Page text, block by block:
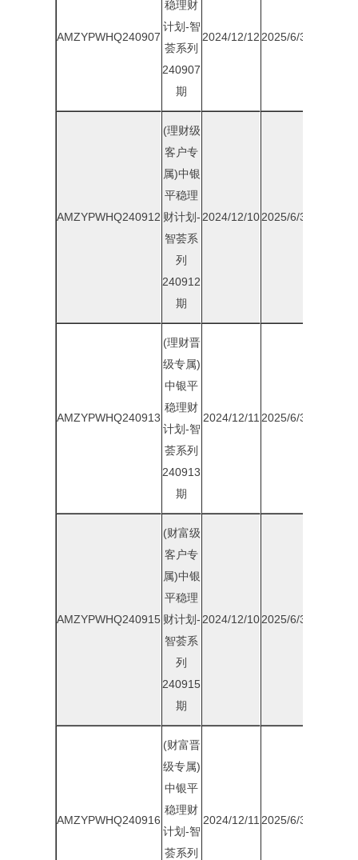
AMZYPWHQ240907
稳理财
计划-智
荟系列
240907
期
2024/12/12 2025/6/30
AMZYPWHQ240912
(理财级
客户专
属)中银
平稳理
财计划-
智荟系
列
240912
期
2024/12/102025/6/30
AMZYPWHQ240913
(理财晋
级专属)
中银平
稳理财
计划-智
荟系列
240913
期
2024/12/11 2025/6/30
AMZYPWHQ240915
(财富级
客户专
属)中银
平稳理
财计划-
智荟系
列
240915
期
2024/12/102025/6/30
AMZYPWHQ240916
(财富晋
级专属)
中银平
稳理财
计划-智
荟系列
2024/12/11 2025/6/30